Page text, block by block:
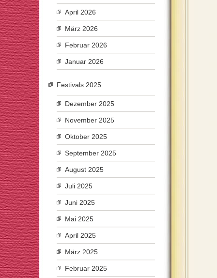
April 2026
März 2026
Februar 2026
Januar 2026
Festivals 2025
Dezember 2025
November 2025
Oktober 2025
September 2025
August 2025
Juli 2025
Juni 2025
Mai 2025
April 2025
März 2025
Februar 2025